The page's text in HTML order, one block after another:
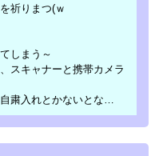
祈りまつ(ｗ
しまう～
スキャナーと携帯カメラ
粛入れとかないとな…